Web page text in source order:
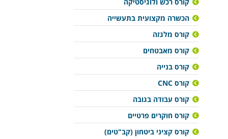
הכשרה מקצועית בתעשייה
קורס מלגזה
קורס מאבטחים
קורס בנייה
קורס CNC
קורס עבודה בגובה
קורס חוקרים פרטיים
קורס קציני ביטחון (קב"טים)